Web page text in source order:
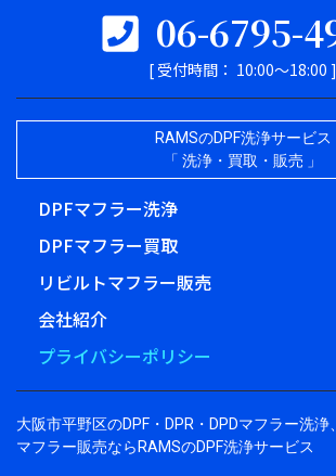
大阪市平野区のDPF・DPR・DPDマフラー洗浄
マフラー販売ならRAMSのDPF洗浄サービス
06-6795-
[ 受付時間： 10:00～18:00 ]
RAMSのDPF洗浄サービス
「 洗浄・買取・販売 」
DPFマフラー洗浄
DPFマフラー買取
リビルトマフラー販売
会社紹介
プライバシーポリシー